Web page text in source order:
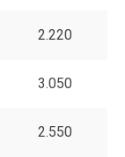
2.220
3.050
2.550